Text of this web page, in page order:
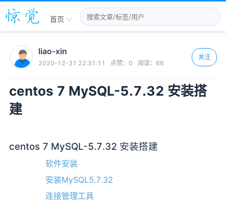
首页
liao-xin
2020-12-31 22:31:11 点赞： 0 阅读： 66
关注
centos 7 MySQL-5.7.32 安装搭
建
centos 7 MySQL-5.7.32 安装搭建
软件安装
安装MySQL5.7.32
连接管理工具